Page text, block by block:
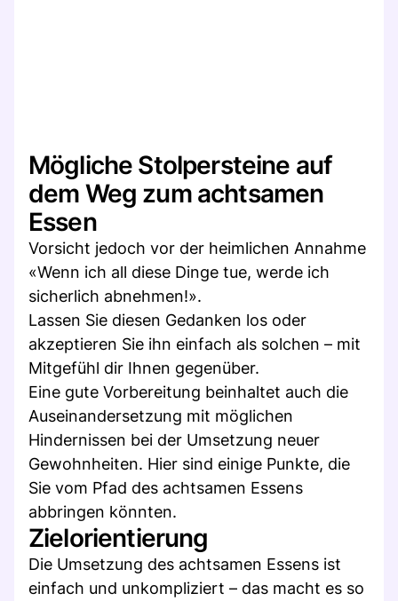
Mögliche Stolpersteine auf
dem Weg zum achtsamen
Essen
Vorsicht jedoch vor der heimlichen Annahme
«Wenn ich all diese Dinge tue, werde ich
sicherlich abnehmen!».
Lassen Sie diesen Gedanken los oder
akzeptieren Sie ihn einfach als solchen – mit
Mitgefühl dir Ihnen gegenüber.
Eine gute Vorbereitung beinhaltet auch die
Auseinandersetzung mit möglichen
Hindernissen bei der Umsetzung neuer
Gewohnheiten. Hier sind einige Punkte, die
Sie vom Pfad des achtsamen Essens
abbringen könnten.
Zielorientierung
Die Umsetzung des achtsamen Essens ist
einfach und unkompliziert – das macht es so